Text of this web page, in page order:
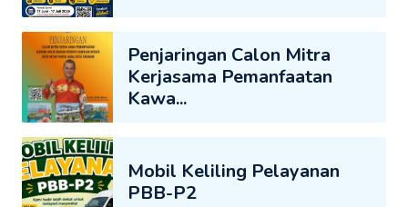
Penjaringan Calon Mitra
Kerjasama Pemanfaatan
Kawa...
Mobil Keliling Pelayanan
PBB-P2